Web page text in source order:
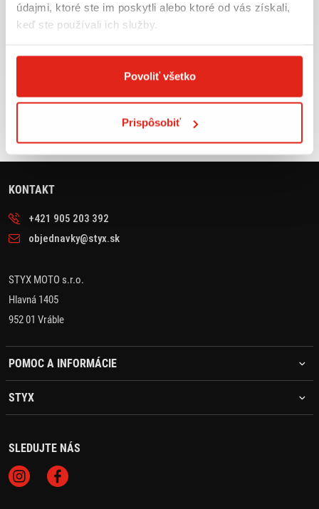
údajmi, ktoré ste im poskytli alebo ktoré od vás získali,
keď ste používali ich služby.
Povoliť všetko
Prispôsobiť
VIAC INFO VIAC INFO
expedujeme do 24 hod.
ZADARMO do 30 dní
KONTAKT
+421 905 203 392
objednavky@styx.sk
STYX MOTO s.r.o.
Hlavná 1405
952 01 Vráble
POMOC A INFORMÁCIE
STYX
SLEDUJTE NÁS